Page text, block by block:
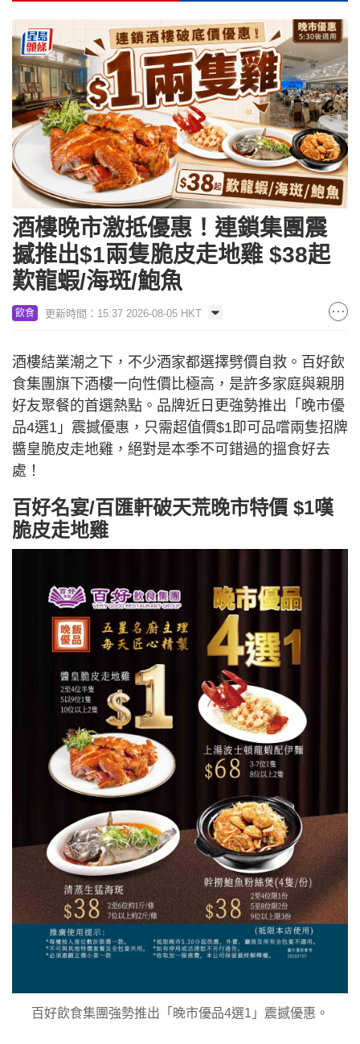
酒樓晚市激抵優惠！連鎖集團震
撼推出$1兩隻脆皮走地雞 $38起
歎龍蝦/海斑/鮑魚
飲食 更新時間：15:37 2026-08-05 HKT
酒樓結業潮之下，不少酒家都選擇劈價自救。百好飲
食集團旗下酒樓一向性價比極高，是許多家庭與親朋
好友聚餐的首選熱點。品牌近日更強勢推出「晚市優
品4選1」震撼優惠，只需超值價$1即可品嚐兩隻招牌
醬皇脆皮走地雞，絕對是本季不可錯過的搵食好去
處！
百好名宴/百匯軒破天荒晚市特價 $1嘆
脆皮走地雞
百好飲食集團強勢推出「晚市優品4選1」震撼優惠。